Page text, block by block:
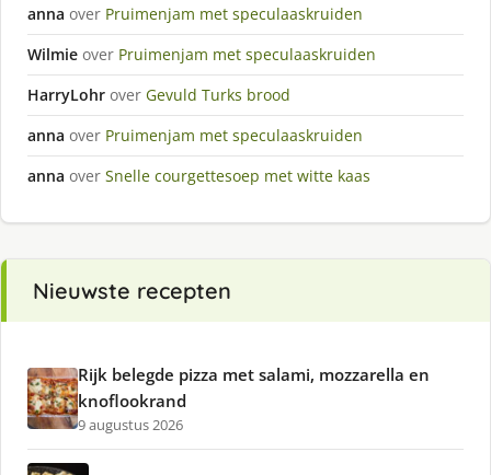
anna over Pruimenjam met speculaaskruiden
Wilmie over Pruimenjam met speculaaskruiden
HarryLohr over Gevuld Turks brood
anna over Pruimenjam met speculaaskruiden
anna over Snelle courgettesoep met witte kaas
Nieuwste recepten
Rijk belegde pizza met salami, mozzarella en
knoflookrand
9 augustus 2026